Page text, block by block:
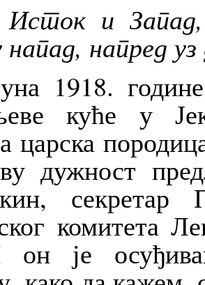
и
напред уз
1918.
куће у
царска
дужност
секретар
комитета
је